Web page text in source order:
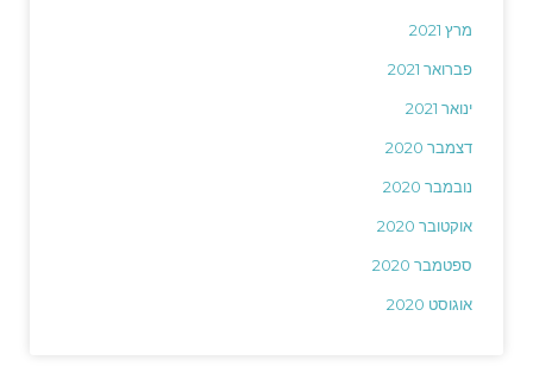
מרץ 2021
פברואר 2021
ינואר 2021
דצמבר 2020
נובמבר 2020
אוקטובר 2020
ספטמבר 2020
אוגוסט 2020